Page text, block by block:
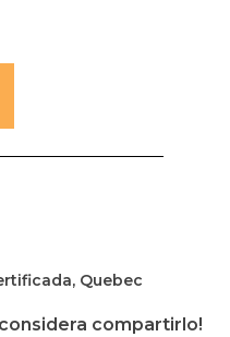
, Quebec
compartirlo!